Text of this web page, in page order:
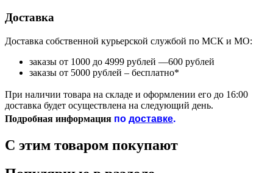
Доставка
Доставка собственной курьерской службой по МСК и МО:
заказы от 1000 до 4999 рублей —600 рублей
заказы от 5000 рублей – бесплатно*
При наличии товара на складе и оформлении его до 16:00
доставка будет осуществлена на следующий день.
Подробная информация подоставке.
С этим товаром покупают